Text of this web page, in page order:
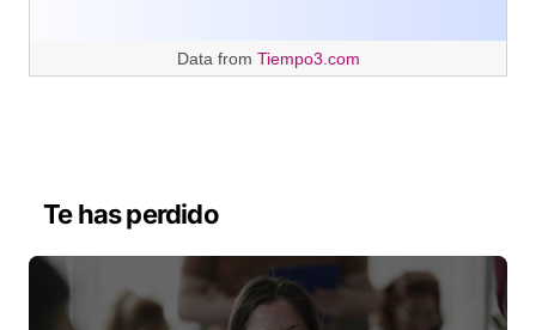
Data from Tiempo3.com
Te has perdido